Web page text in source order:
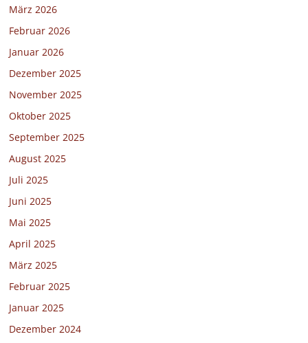
März 2026
Februar 2026
Januar 2026
Dezember 2025
November 2025
Oktober 2025
September 2025
August 2025
Juli 2025
Juni 2025
Mai 2025
April 2025
März 2025
Februar 2025
Januar 2025
Dezember 2024